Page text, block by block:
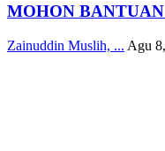
MOHON
Zainuddin Muslih, ... Agu